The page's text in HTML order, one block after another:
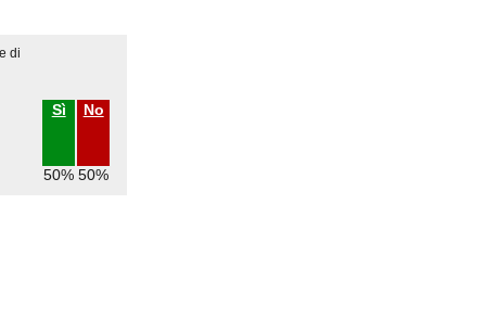
di
Sì
50%
No
50%